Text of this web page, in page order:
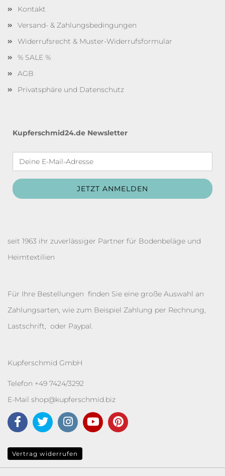
Kontakt
Versand- & Zahlungsbedingungen
Widerrufsrecht & Muster-Widerrufsformular
% SALE %
AGB
Privatsphäre und Datenschutz
Kupferschmid24.de Newsletter
seit 1963 ihr zuverlässiger Partner für Bodenbeläge und
Heimtextilien
Für Ihre Bestellungen finden Sie eine große Auswahl an
Zahlungsarten, wie zum Beispiel Zahlung per Rechnung,
Lastschrift, oder Paypal.
Kupferschmid GmbH
Telefon +49 7424/3292
E-Mail shop@kupferschmid.biz
Vertrag widerrufen